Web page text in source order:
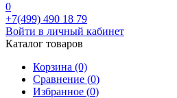
0
+7(499) 490 18 79
Войти в личный кабинет
Каталог товаров
Корзина (0)
Сравнение (0)
Избранное (0)